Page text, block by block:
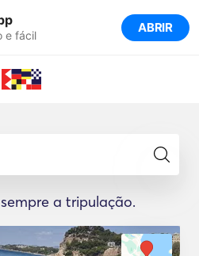
e fácil ABRIR
a tripulação.